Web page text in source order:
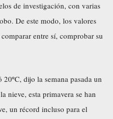
de investigación, con varias
De este modo, los valores
entre sí, comprobar su
dijo la semana pasada un
nieve, esta primavera se han
un récord incluso para el